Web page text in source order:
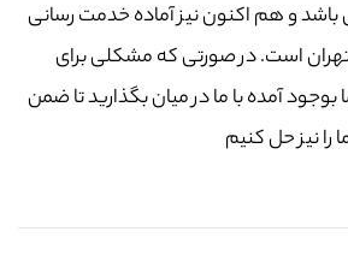
و هم اکنون نیز آماده خدمت رسانی
مناطق ۲۲ گانه تهران است. در صورتی که مشکلی برای
آمده با ما در میان بگذارید تا ضمن
را نیز حل کنیم